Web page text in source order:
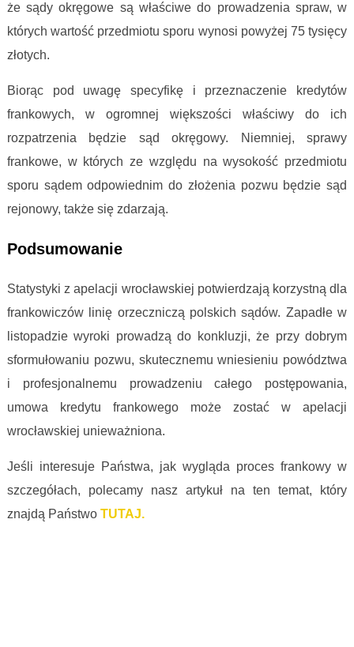
że sądy okręgowe są właściwe do prowadzenia spraw, w
których wartość przedmiotu sporu wynosi powyżej 75 tysięcy
złotych.
Biorąc pod uwagę specyfikę i przeznaczenie kredytów
frankowych, w ogromnej większości właściwy do ich
rozpatrzenia będzie sąd okręgowy. Niemniej, sprawy
frankowe, w których ze względu na wysokość przedmiotu
sporu sądem odpowiednim do złożenia pozwu będzie sąd
rejonowy, także się zdarzają.
Podsumowanie
Statystyki z apelacji wrocławskiej potwierdzają korzystną dla
frankowiczów linię orzeczniczą polskich sądów. Zapadłe w
listopadzie wyroki prowadzą do konkluzji, że przy dobrym
sformułowaniu pozwu, skutecznemu wniesieniu powództwa
i profesjonalnemu prowadzeniu całego postępowania,
umowa kredytu frankowego może zostać w apelacji
wrocławskiej unieważniona.
Jeśli interesuje Państwa, jak wygląda proces frankowy w
szczegółach, polecamy nasz artykuł na ten temat, który
znajdą Państwo TUTAJ.